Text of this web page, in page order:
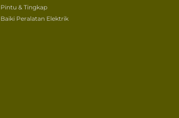
Pintu & Tingkap
Baiki Peralatan Elektrik